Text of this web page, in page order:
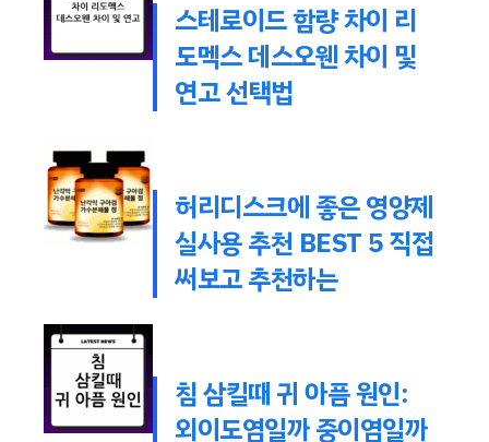
스테로이드 함량 차이 리
도멕스 데스오웬 차이 및
연고 선택법
허리디스크에 좋은 영양제
실사용 추천 BEST 5 직접
써보고 추천하는
침 삼킬때 귀 아픔 원인:
외이도염일까 중이염일까